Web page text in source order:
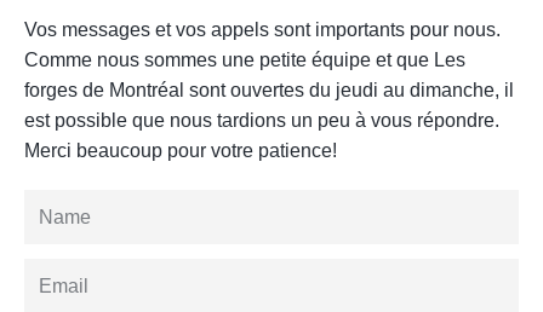
Vos messages et vos appels sont importants pour nous.
Comme nous sommes une petite équipe et que Les
forges de Montréal sont ouvertes du jeudi au dimanche, il
est possible que nous tardions un peu à vous répondre.
Merci beaucoup pour votre patience!
Name
Email